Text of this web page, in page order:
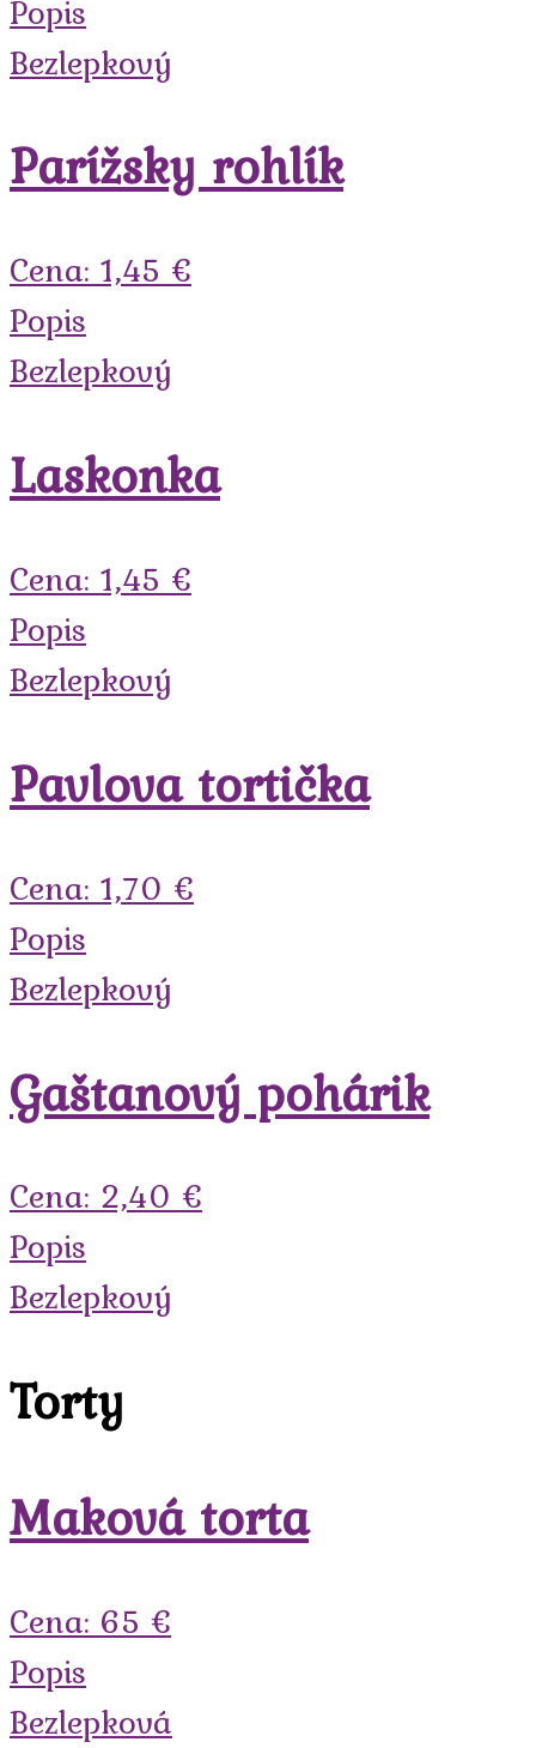
Popis
Bezlepkový
Parížsky rohlík
Cena: 1,45 €
Popis
Bezlepkový
Laskonka
Cena: 1,45 €
Popis
Bezlepkový
Pavlova tortička
Cena: 1,70 €
Popis
Bezlepkový
Gaštanový pohárik
Cena: 2,40 €
Popis
Bezlepkový
Torty
Maková torta
Cena: 65 €
Popis
Bezlepková